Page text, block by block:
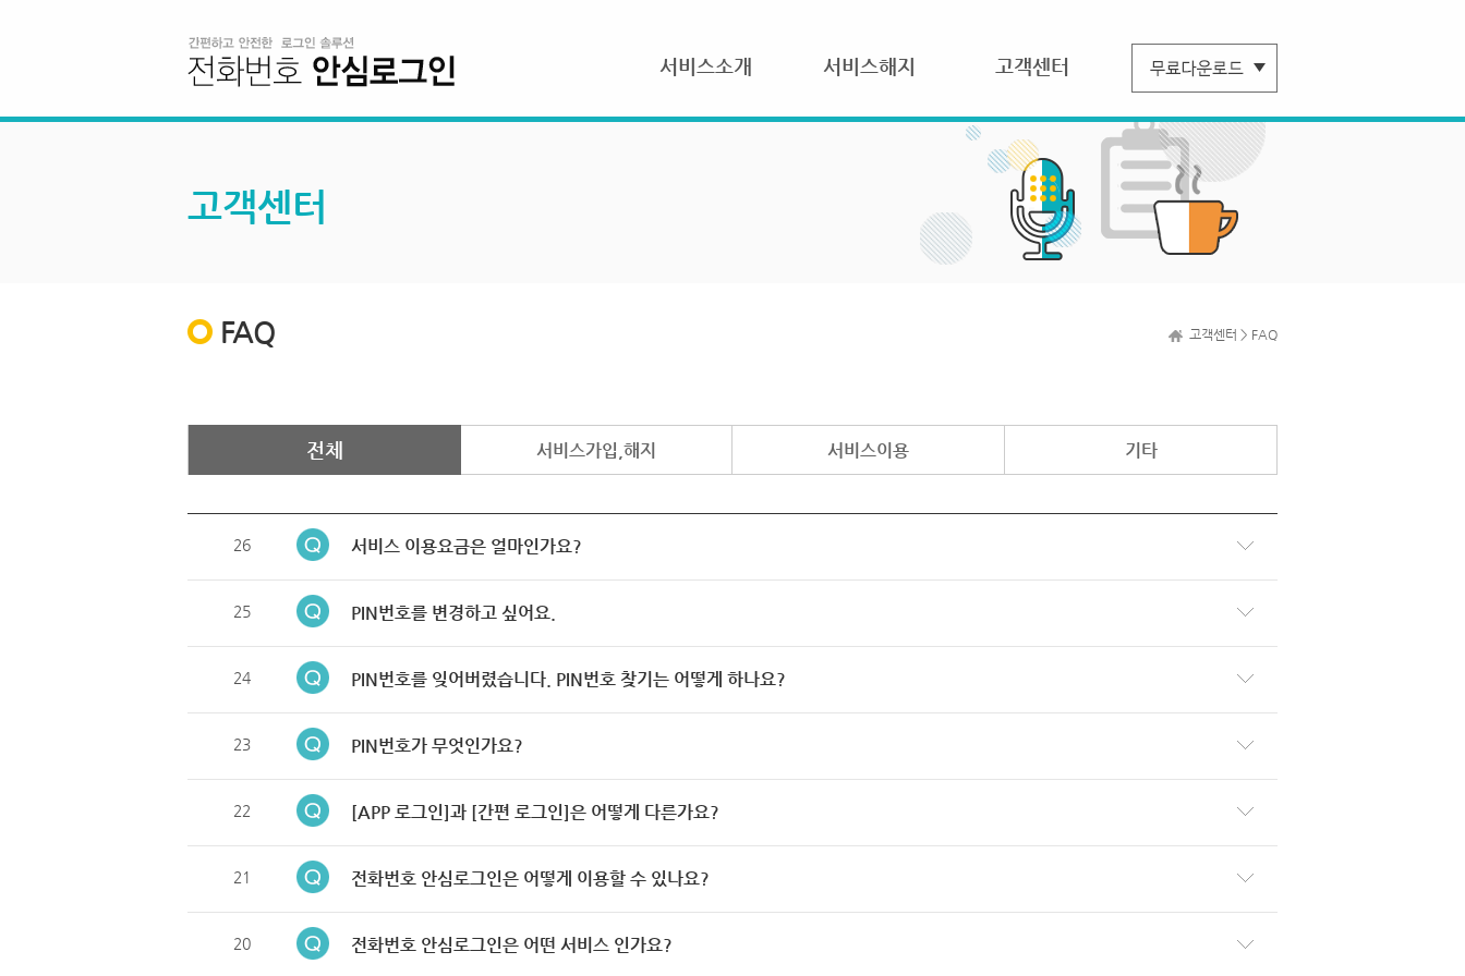
서비스소개 서비스해지 고객센터
고객센터
FAQ 고객센터 > FAQ
전체 서비스가입,해지 서비스이용 기타
26 서비스 이용요금은 얼마인가요?
25 PIN번호를 변경하고 싶어요.
24 PIN번호를 잊어버렸습니다. PIN번호 찾기는 어떻게 하나요?
23 PIN번호가 무엇인가요?
22 [APP 로그인]과 [간편 로그인]은 어떻게 다른가요?
21 전화번호 안심로그인은 어떻게 이용할 수 있나요?
20 전화번호 안심로그인은 어떤 서비스 인가요?